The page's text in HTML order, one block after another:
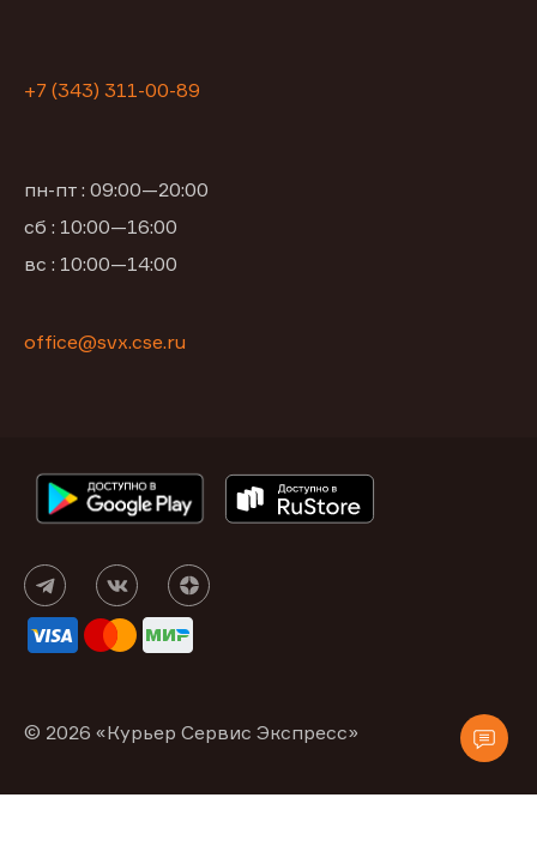
+7 (343) 311-00-89
пн-пт : 09:00—20:00
сб : 10:00—16:00
вс : 10:00—14:00
office@svx.cse.ru
© 2026 «Курьер Сервис Экспресс»